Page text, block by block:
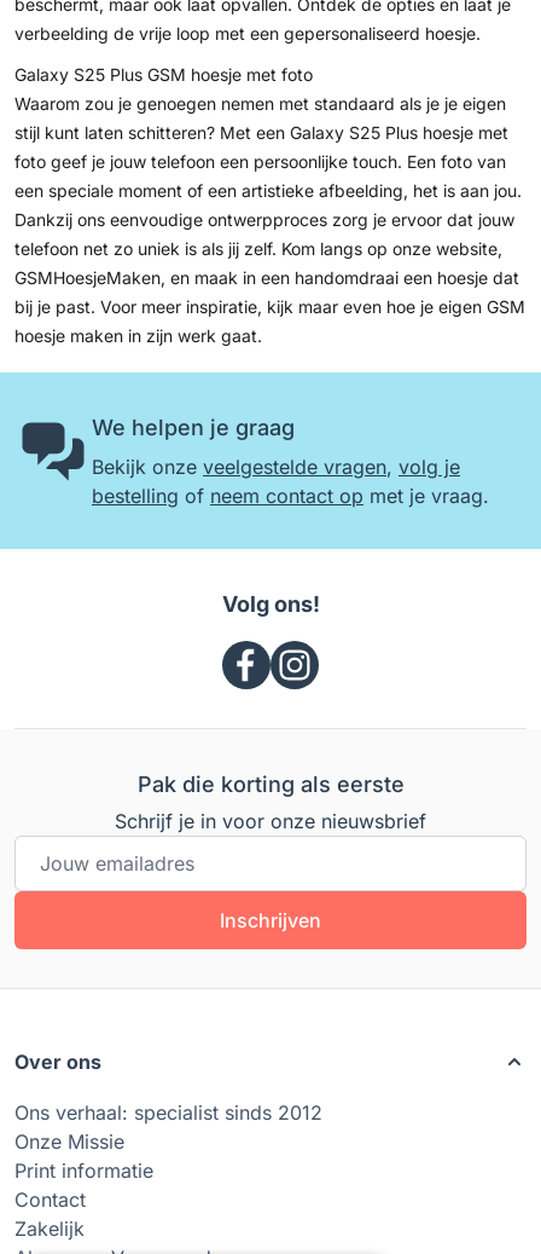
verbeelding de vrije loop met een gepersonaliseerd hoesje.
Galaxy S25 Plus GSM hoesje met foto
Waarom zou je genoegen nemen met standaard als je je eigen
stijl kunt laten schitteren? Met een Galaxy S25 Plus hoesje met
foto geef je jouw telefoon een persoonlijke touch. Een foto van
een speciale moment of een artistieke afbeelding, het is aan jou.
Dankzij ons eenvoudige ontwerpproces zorg je ervoor dat jouw
telefoon net zo uniek is als jij zelf. Kom langs op onze website,
GSMHoesjeMaken, en maak in een handomdraai een hoesje dat
bij je past. Voor meer inspiratie, kijk maar even hoe je eigen GSM
hoesje maken in zijn werk gaat.
We helpen je graag
Bekijk onze veelgestelde vragen, volg je
bestelling of neem contact op met je vraag.
Volg ons!
Pak die korting als eerste
Schrijf je in voor onze nieuwsbrief
E-mailadres
Inschrijven
Over ons
Ons verhaal: specialist sinds 2012
Onze Missie
Print informatie
Contact
Zakelijk